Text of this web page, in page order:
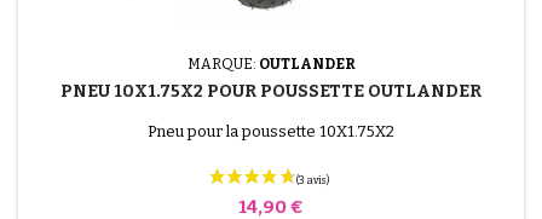
MARQUE: OUTLANDER
PNEU 10X1.75X2 POUR POUSSETTE OUTLANDER
Pneu pour la poussette 10X1.75X2
Prix
14,90 €